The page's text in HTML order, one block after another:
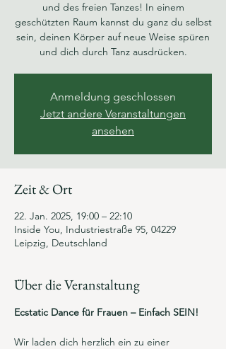
und des freien Tanzes! In einem
geschützten Raum kannst du ganz du selbst
sein, deinen Körper auf neue Weise spüren
und dich durch Tanz ausdrücken.
Anmeldung geschlossen
Jetzt andere Veranstaltungen
ansehen
Zeit & Ort
22. Jan. 2025, 19:00 – 22:10
Inside You, Industriestraße 95, 04229
Leipzig, Deutschland
Über die Veranstaltung
Ecstatic Dance für Frauen – Einfach SEIN!
Wir laden dich herzlich ein zu einer